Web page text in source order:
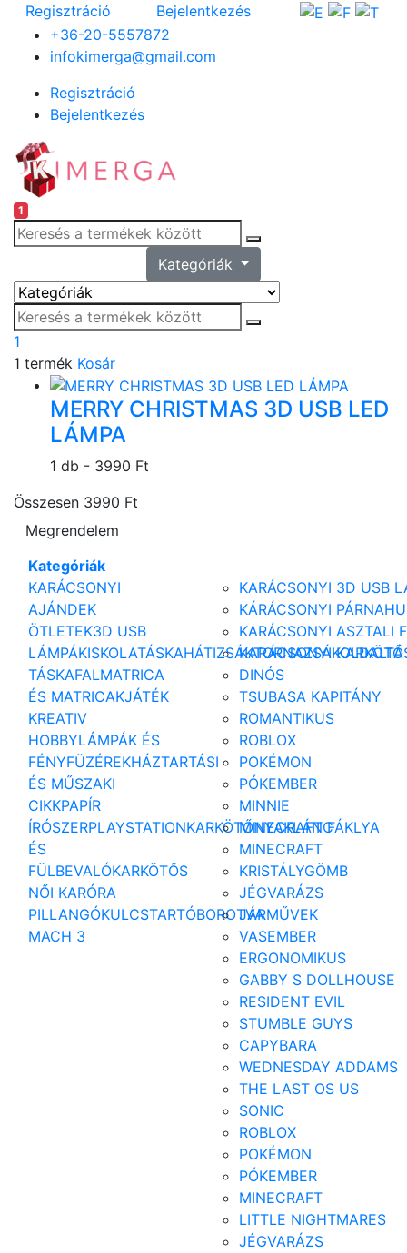
Regisztráció
Bejelentkezés
+36-20-5557872
infokimerga@gmail.com
Regisztráció
Bejelentkezés
1
Kategóriák
1
1 termék Kosár
MERRY CHRISTMAS 3D USB LED
LÁMPA
1 db - 3990 Ft
Összesen 3990 Ft
Megrendelem
Kategóriák
KARÁCSONYI
AJÁNDEK
ÖTLETEK3D USB
LÁMPÁKISKOLATÁSKAHÁTIZSÁKTORNAZSÁK
TÁSKAFALMATRICA
ÉS MATRICAKJÁTÉK
KREATIV
HOBBYLÁMPÁK ÉS
FÉNYFÜZÉREKHÁZTARTÁSI
ÉS MŰSZAKI
CIKKPAPÍR
ÍRÓSZERPLAYSTATIONKARKÖTŐNYAKLÁNC
ÉS
FÜLBEVALÓKARKÖTŐS
NŐI KARÓRA
PILLANGÓKULCSTARTÓBOROTVA
MACH 3
KARÁCSONYI 3D USB
KÁRÁCSONYI
KARÁCSONYI ASZTALI
KARÁCSONYI KARKÖTŐ
DINÓS
TSUBASA KAPITÁNY
ROMANTIKUS
ROBLOX
POKÉMON
PÓKEMBER
MINNIE
MINECRAFT FÁKLYA
MINECRAFT
KRISTÁLYGÖMB
JÉGVARÁZS
JÁRMŰVEK
VASEMBER
ERGONOMIKUS
GABBY S DOLLHOUSE
RESIDENT EVIL
STUMBLE GUYS
CAPYBARA
WEDNESDAY ADDAMS
THE LAST OS US
SONIC
ROBLOX
POKÉMON
PÓKEMBER
MINECRAFT
LITTLE NIGHTMARES
JÉGVARÁZS